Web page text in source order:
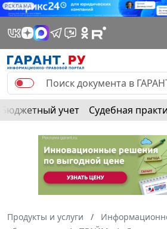
РЕКЛАМА
Бюджетный учет Судебная
Продукты и услуги